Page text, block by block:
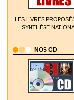
LES LIVRES
SYNTHÈSE
NOS CD